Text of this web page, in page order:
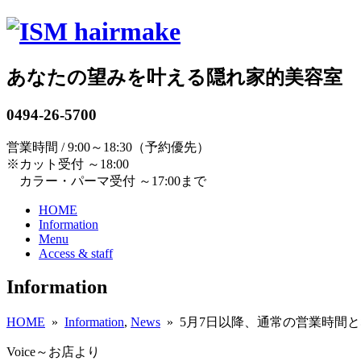
あなたの望みを叶える隠れ家的美容室
0494-26-5700
営業時間 / 9:00～18:30（予約優先）
※カット受付 ～18:00
カラー・パーマ受付 ～17:00まで
HOME
Information
Menu
Access & staff
Information
HOME » Information, News » 5月7日以降、通常の営業時間
Voice～お店より